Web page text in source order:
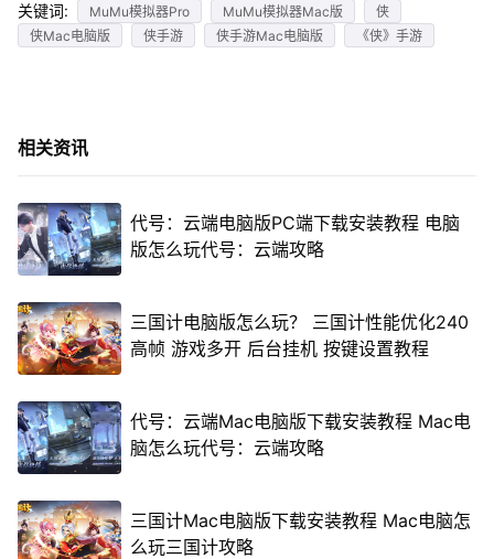
关键词: MuMu模拟器Pro MuMu模拟器Mac版
侠
侠Mac电脑版
侠手游 侠手游Mac电脑版 《侠》手游
相关资讯
代号：云端电脑版PC端下载安装教程 电脑
版怎么玩代号：云端攻略
三国计电脑版怎么玩？ 三国计性能优化240
高帧 游戏多开 后台挂机 按键设置教程
代号：云端Mac电脑版下载安装教程 Mac电
脑怎么玩代号：云端攻略
三国计Mac电脑版下载安装教程 Mac电脑怎
么玩三国计攻略